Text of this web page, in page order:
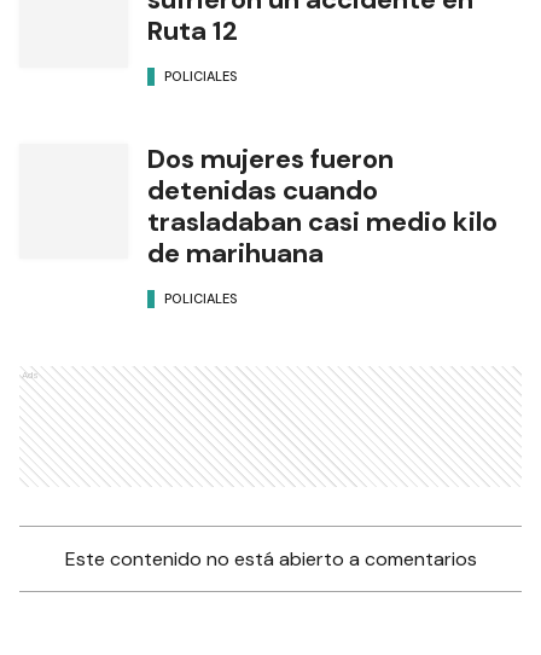
Ruta 12
POLICIALES
Dos mujeres fueron
detenidas cuando
trasladaban casi medio kilo
de marihuana
POLICIALES
Ads
Este contenido no está abierto a comentarios